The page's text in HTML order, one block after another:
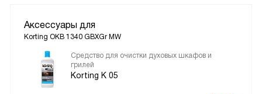
Аксессуары для
Korting OKB 1340 GBXGr MW
Средство для очистки духовых шкафов и
грилей
Korting K 05